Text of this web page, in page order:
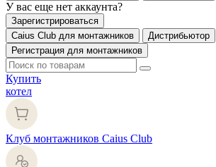
У вас еще нет аккаунта?
Зарегистрироваться
Caius Club для монтажников
Дистрибьютор
Регистрация для монтажников
Купить
котел
Клуб монтажников Caius Club